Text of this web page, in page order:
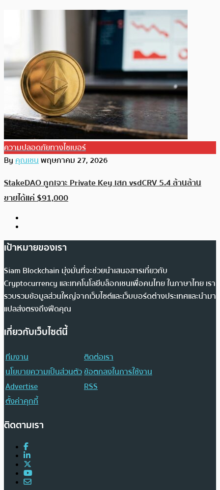
ความปลอดภัยทางไซเบอร์
Byคุณเชนพฤษภาคม 27, 2026
StakeDAO ถูกเจาะ Private Key เสก vsdCRV 5.4 ล้านล้าน
ขายได้แค่ $91,000
เป้าหมายของเรา
Siam Blockchain มุ่งมั่นที่จะช่วยนำเสนอสารเกี่ยวกับ
Cryptocurrency และเทคโนโลยีบล็อกเชนเพื่อคนไทย ในภาษาไทย เรา
รวบรวมข้อมูลส่วนใหญ่จากเว็บไซต์และเว็บบอร์ดต่างประเทศและนำมา
แปลส่งตรงถึงฟีดคุณ
เกี่ยวกับเว็บไซต์นี้
ทีมงาน
ติดต่อเรา
นโยบายความเป็นส่วนตัวข้อตกลงในการใช้งาน
Advertise
RSS
ตั้งค่าคุกกี้
ติดตามเรา